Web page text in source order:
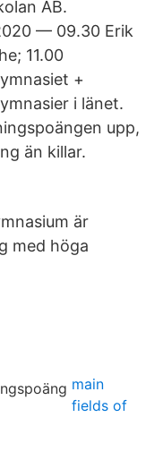
AB.
— 09.30 Erik
11.00
+
i länet.
upp,
än killar.
är
med höga
main
fields of